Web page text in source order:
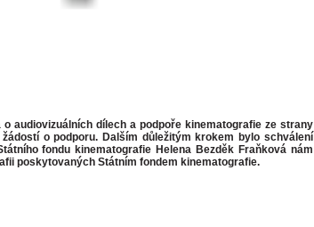
audiovizuálních dílech a podpoře kinematografie ze strany
o podporu. Dalším důležitým krokem bylo schválení
fondu kinematografie Helena Bezděk Fraňková nám
poskytovaných Státním fondem kinematografie.